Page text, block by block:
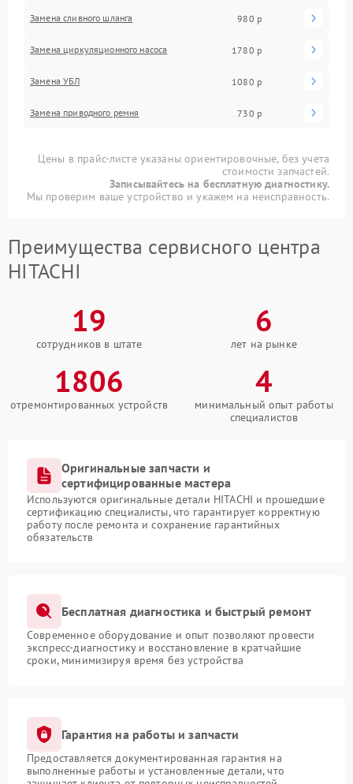
Замена сливного шланга 980 р
Замена циркуляционного насоса 1780 р
Замена УБЛ 1080 р
Замена приводного ремня 730 р
Цены в прайс-листе указаны ориентировочные, без учета
стоимости запчастей.
Записывайтесь на бесплатную диагностику.
Мы проверим ваше устройство и укажем на неисправность.
Преимущества сервисного центра
HITACHI
19
сотрудников в штате
6
лет на рынке
1806
отремонтированных устройств
4
минимальный опыт работы
специалистов
Оригинальные запчасти и
сертифицированные мастера
Используются оригинальные детали HITACHI и прошедшие
сертификацию специалисты, что гарантирует корректную
работу после ремонта и сохранение гарантийных
обязательств
Бесплатная диагностика и быстрый ремонт
Современное оборудование и опыт позволяют провести
экспресс-диагностику и восстановление в кратчайшие
сроки, минимизируя время без устройства
Гарантия на работы и запчасти
Предоставляется документированная гарантия на
выполненные работы и установленные детали, что